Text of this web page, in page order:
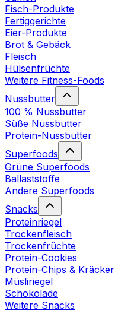
Fisch-Produkte
Fertiggerichte
Eier-Produkte
Brot & Gebäck
Fleisch
Hülsenfrüchte
Weitere Fitness-Foods
Nussbutter
100 % Nussbutter
Süße Nussbutter
Protein-Nussbutter
Superfoods
Grüne Superfoods
Ballaststoffe
Andere Superfoods
Snacks
Proteinriegel
Trockenfleisch
Trockenfrüchte
Protein-Cookies
Protein-Chips & Kräcker
Müsliriegel
Schokolade
Weitere Snacks